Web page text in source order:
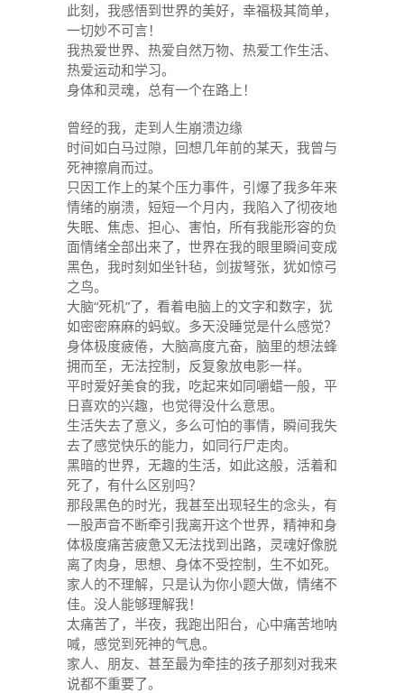
此刻，我感悟到世界的美好，幸福极其简单，
一切妙不可言！
我热爱世界、热爱自然万物、热爱工作生活、
热爱运动和学习。
身体和灵魂，总有一个在路上！
曾经的我，走到人生崩溃边缘
时间如白马过隙，回想几年前的某天，我曾与
死神擦肩而过。
只因工作上的某个压力事件，引爆了我多年来
情绪的崩溃，短短一个月内，我陷入了彻夜地
失眠、焦虑、担心、害怕，所有我能形容的负
面情绪全部出来了，世界在我的眼里瞬间变成
黑色，我时刻如坐针毡，剑拔弩张，犹如惊弓
之鸟。
大脑“死机”了，看着电脑上的文字和数字，犹
如密密麻麻的蚂蚁。多天没睡觉是什么感觉？
身体极度疲倦，大脑高度亢奋，脑里的想法蜂
拥而至，无法控制，反复象放电影一样。
平时爱好美食的我，吃起来如同嚼蜡一般，平
日喜欢的兴趣，也觉得没什么意思。
生活失去了意义，多么可怕的事情，瞬间我失
去了感觉快乐的能力，如同行尸走肉。
黑暗的世界，无趣的生活，如此这般，活着和
死了，有什么区别吗？
那段黑色的时光，我甚至出现轻生的念头，有
一股声音不断牵引我离开这个世界，精神和身
体极度痛苦疲惫又无法找到出路，灵魂好像脱
离了肉身，思想、身体不受控制，生不如死。
家人的不理解，只是认为你小题大做，情绪不
佳。没人能够理解我！
太痛苦了，半夜，我跑出阳台，心中痛苦地呐
喊，感觉到死神的气息。
家人、朋友、甚至最为牵挂的孩子那刻对我来
说都不重要了。